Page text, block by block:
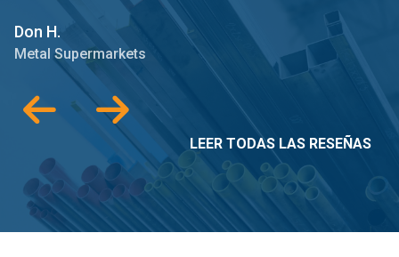
Don H.
Metal Supermarkets
LEER TODAS LAS RESEÑAS